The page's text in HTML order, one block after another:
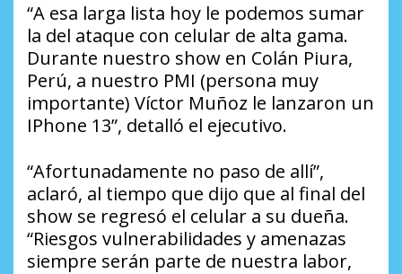
“A esa larga lista hoy le podemos sumar
la del ataque con celular de alta gama.
Durante nuestro show en Colán Piura,
Perú, a nuestro PMI (persona muy
importante) Víctor Muñoz le lanzaron un
IPhone 13”, detalló el ejecutivo.
“Afortunadamente no paso de allí”,
aclaró, al tiempo que dijo que al final del
show se regresó el celular a su dueña.
“Riesgos vulnerabilidades y amenazas
siempre serán parte de nuestra labor,